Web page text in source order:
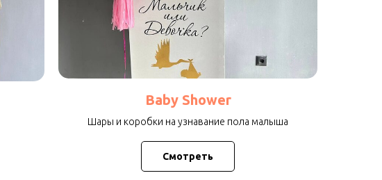
Baby Shower
Шары и коробки на узнавание пола малыша
Смотреть